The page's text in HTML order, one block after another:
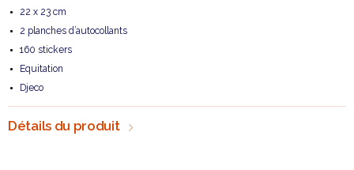
22 x 23 cm
2 planches d’autocollants
160 stickers
Equitation
Djeco
Détails du produit